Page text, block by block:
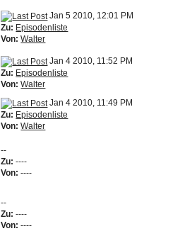
Jan 5 2010, 12:01 PM
Zu: Episodenliste
Von: Walter
Jan 4 2010, 11:52 PM
Zu: Episodenliste
Von: Walter
Jan 4 2010, 11:49 PM
Zu: Episodenliste
Von: Walter
--
Zu: ----
Von: ----
--
Zu: ----
Von: ----